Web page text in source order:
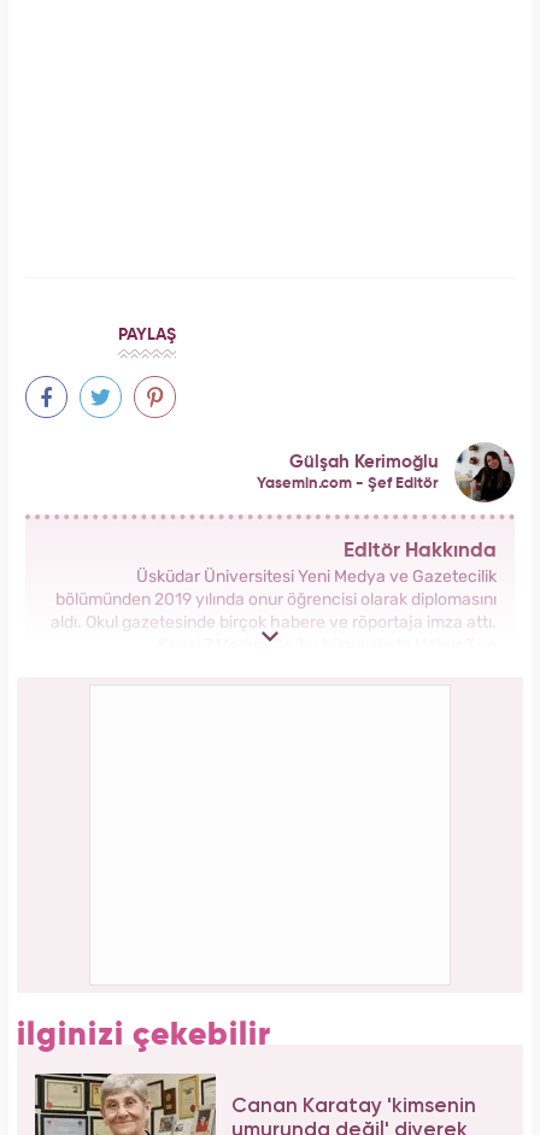
Aslı Bekiroğlu'ndan nazar isyanı: "Düz yolda
Sosyal medyadan peş peşe açıklama